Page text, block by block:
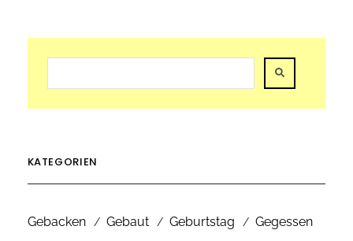
KATEGORIEN
Gebacken Gebaut Geburtstag
Gegessen